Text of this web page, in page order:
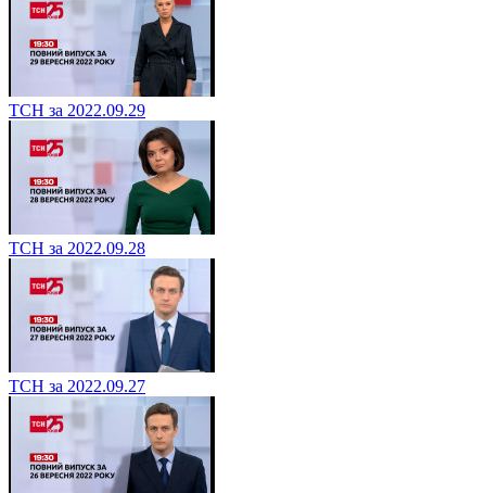
ТСН за 2022.09.29
ТСН за 2022.09.28
ТСН за 2022.09.27